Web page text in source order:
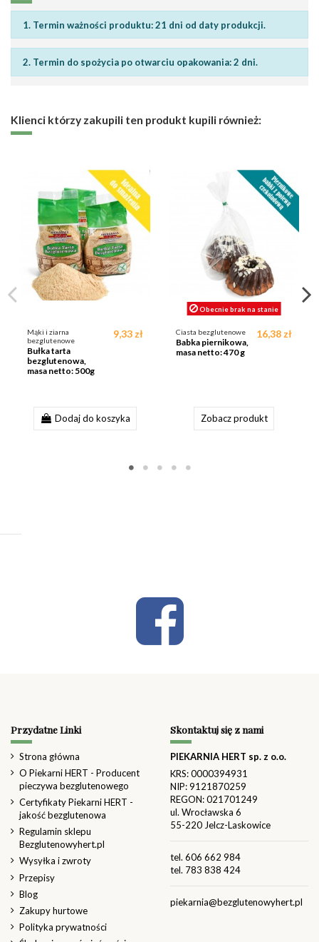
1. Termin ważności produktu: 21 dni od daty produkcji.
2. Termin do spożycia po otwarciu opakowania: 2 dni.
Klienci którzy zakupili ten produkt kupili również:
Mąki i ziarna
bezglutenowe
Bułka tarta
bezglutenowa,
masa netto: 500g
9,33 zł
Dodaj do koszyka
Obecnie brak na stanie
Ciasta bezglutenowe
Babka piernikowa,
masa netto: 470 g
16,38 zł
Zobacz produkt
Przydatne Linki
Strona główna
O Piekarni HERT - Producent
pieczywa bezglutenowego
Certyfikaty Piekarni HERT -
jakość bezglutenowa
Regulamin sklepu
Bezglutenowyhert.pl
Wysyłka i zwroty
Przepisy
Blog
Zakupy hurtowe
Polityka prywatności
Skontaktuj się z nami
PIEKARNIA HERT sp. z o.o.
KRS: 0000394931
NIP: 9121870259
REGON: 021701249
ul. Wrocławska 6
55-220 Jelcz-Laskowice
tel. 606 662 984
tel. 783 838 424
piekarnia@bezglutenowyhert.pl